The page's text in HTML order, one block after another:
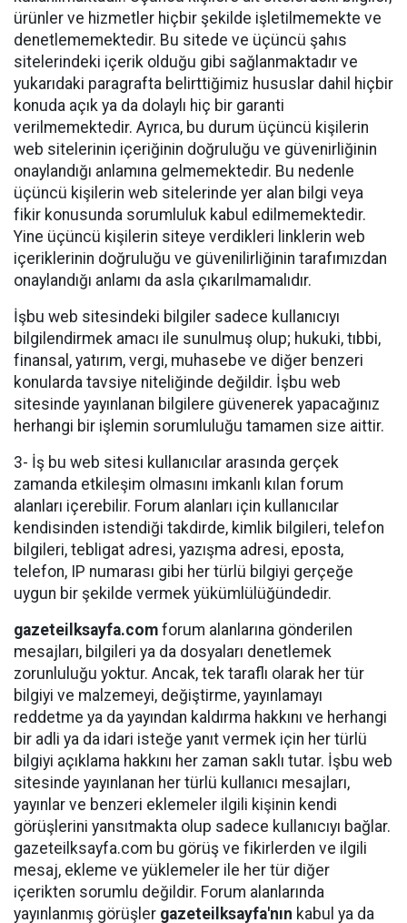
ürünler ve hizmetler hiçbir şekilde işletilmemekte ve
denetlememektedir. Bu sitede ve üçüncü şahıs
sitelerindeki içerik olduğu gibi sağlanmaktadır ve
yukarıdaki paragrafta belirttiğimiz hususlar dahil hiçbir
konuda açık ya da dolaylı hiç bir garanti
verilmemektedir. Ayrıca, bu durum üçüncü kişilerin
web sitelerinin içeriğinin doğruluğu ve güvenirliğinin
onaylandığı anlamına gelmemektedir. Bu nedenle
üçüncü kişilerin web sitelerinde yer alan bilgi veya
fikir konusunda sorumluluk kabul edilmemektedir.
Yine üçüncü kişilerin siteye verdikleri linklerin web
içeriklerinin doğruluğu ve güvenilirliğinin tarafımızdan
onaylandığı anlamı da asla çıkarılmamalıdır.
İşbu web sitesindeki bilgiler sadece kullanıcıyı
bilgilendirmek amacı ile sunulmuş olup; hukuki, tıbbi,
finansal, yatırım, vergi, muhasebe ve diğer benzeri
konularda tavsiye niteliğinde değildir. İşbu web
sitesinde yayınlanan bilgilere güvenerek yapacağınız
herhangi bir işlemin sorumluluğu tamamen size aittir.
3- İş bu web sitesi kullanıcılar arasında gerçek
zamanda etkileşim olmasını imkanlı kılan forum
alanları içerebilir. Forum alanları için kullanıcılar
kendisinden istendiği takdirde, kimlik bilgileri, telefon
bilgileri, tebligat adresi, yazışma adresi, eposta,
telefon, IP numarası gibi her türlü bilgiyi gerçeğe
uygun bir şekilde vermek yükümlülüğündedir.
gazeteilksayfa.com forum alanlarına gönderilen
mesajları, bilgileri ya da dosyaları denetlemek
zorunluluğu yoktur. Ancak, tek taraflı olarak her tür
bilgiyi ve malzemeyi, değiştirme, yayınlamayı
reddetme ya da yayından kaldırma hakkını ve herhangi
bir adli ya da idari isteğe yanıt vermek için her türlü
bilgiyi açıklama hakkını her zaman saklı tutar. İşbu web
sitesinde yayınlanan her türlü kullanıcı mesajları,
yayınlar ve benzeri eklemeler ilgili kişinin kendi
görüşlerini yansıtmakta olup sadece kullanıcıyı bağlar.
gazeteilksayfa.com bu görüş ve fikirlerden ve ilgili
mesaj, ekleme ve yüklemeler ile her tür diğer
içerikten sorumlu değildir. Forum alanlarında
yayınlanmış görüşler gazeteilksayfa'nın kabul ya da